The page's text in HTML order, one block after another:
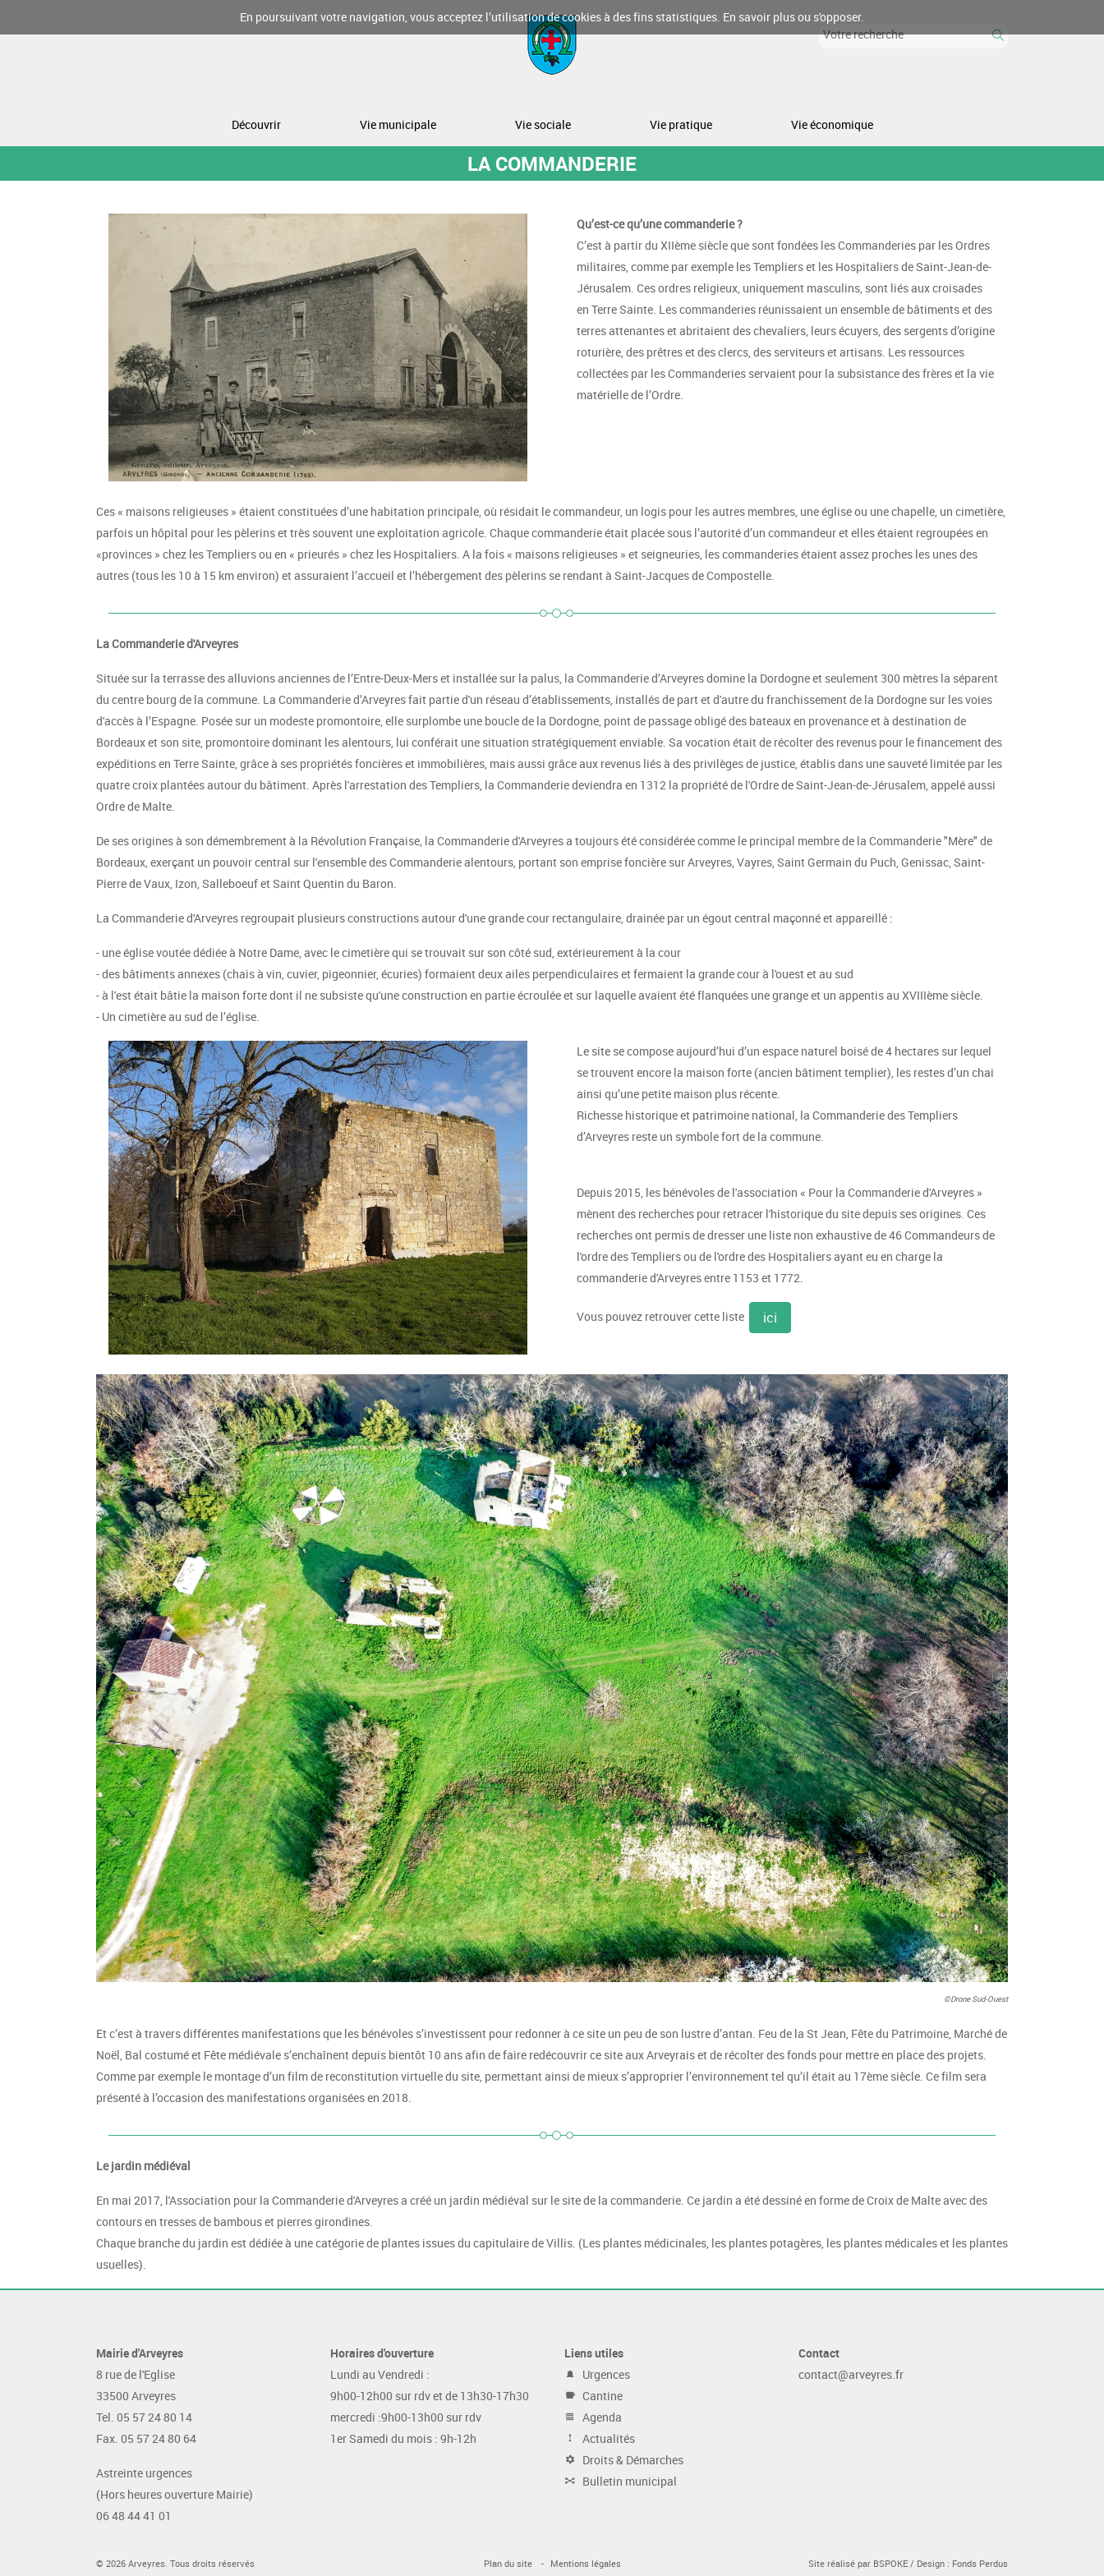
En poursuivant votre navigation, vous acceptez l’utilisation de cookies à des fins statistiques. En savoir plus ou s'opposer.
Découvrir Vie municipale Vie sociale Vie pratique Vie économique
LA COMMANDERIE
Qu’est-ce qu’une commanderie ?
C’est à partir du XIIème siècle que sont fondées les Commanderies par les Ordres
militaires, comme par exemple les Templiers et les Hospitaliers de Saint-Jean-de-
Jérusalem. Ces ordres religieux, uniquement masculins, sont liés aux croisades
en Terre Sainte. Les commanderies réunissaient un ensemble de bâtiments et des
terres attenantes et abritaient des chevaliers, leurs écuyers, des sergents d’origine
roturière, des prêtres et des clercs, des serviteurs et artisans. Les ressources
collectées par les Commanderies servaient pour la subsistance des frères et la vie
matérielle de l’Ordre.
Ces « maisons religieuses » étaient constituées d’une habitation principale, où résidait le commandeur, un logis pour les autres membres, une église ou une chapelle, un cimetière,
parfois un hôpital pour les pèlerins et très souvent une exploitation agricole. Chaque commanderie était placée sous l’autorité d’un commandeur et elles étaient regroupées en
«provinces » chez les Templiers ou en « prieurés » chez les Hospitaliers. A la fois « maisons religieuses » et seigneuries, les commanderies étaient assez proches les unes des
autres (tous les 10 à 15 km environ) et assuraient l’accueil et l’hébergement des pèlerins se rendant à Saint-Jacques de Compostelle.
La Commanderie d'Arveyres
Située sur la terrasse des alluvions anciennes de l’Entre-Deux-Mers et installée sur la palus, la Commanderie d’Arveyres domine la Dordogne et seulement 300 mètres la séparent
du centre bourg de la commune. La Commanderie d’Arveyres fait partie d'un réseau d’établissements, installés de part et d'autre du franchissement de la Dordogne sur les voies
d'accès à l’Espagne. Posée sur un modeste promontoire, elle surplombe une boucle de la Dordogne, point de passage obligé des bateaux en provenance et à destination de
Bordeaux et son site, promontoire dominant les alentours, lui conférait une situation stratégiquement enviable. Sa vocation était de récolter des revenus pour le financement des
expéditions en Terre Sainte, grâce à ses propriétés foncières et immobilières, mais aussi grâce aux revenus liés à des privilèges de justice, établis dans une sauveté limitée par les
quatre croix plantées autour du bâtiment. Après l'arrestation des Templiers, la Commanderie deviendra en 1312 la propriété de l'Ordre de Saint-Jean-de-Jérusalem, appelé aussi
Ordre de Malte.
De ses origines à son démembrement à la Révolution Française, la Commanderie d'Arveyres a toujours été considérée comme le principal membre de la Commanderie "Mère" de
Bordeaux, exerçant un pouvoir central sur l'ensemble des Commanderie alentours, portant son emprise foncière sur Arveyres, Vayres, Saint Germain du Puch, Genissac, Saint-
Pierre de Vaux, Izon, Salleboeuf et Saint Quentin du Baron.
La Commanderie d'Arveyres regroupait plusieurs constructions autour d'une grande cour rectangulaire, drainée par un égout central maçonné et appareillé :
- une église voutée dédiée à Notre Dame, avec le cimetière qui se trouvait sur son côté sud, extérieurement à la cour
- des bâtiments annexes (chais à vin, cuvier, pigeonnier, écuries) formaient deux ailes perpendiculaires et fermaient la grande cour à l'ouest et au sud
- à l'est était bâtie la maison forte dont il ne subsiste qu'une construction en partie écroulée et sur laquelle avaient été flanquées une grange et un appentis au XVIIIème siècle.
- Un cimetière au sud de l’église.
Le site se compose aujourd’hui d’un espace naturel boisé de 4 hectares sur lequel
se trouvent encore la maison forte (ancien bâtiment templier), les restes d’un chai
ainsi qu’une petite maison plus récente.
Richesse historique et patrimoine national, la Commanderie des Templiers
d’Arveyres reste un symbole fort de la commune.
Depuis 2015, les bénévoles de l'association « Pour la Commanderie d'Arveyres »
mènent des recherches pour retracer l'historique du site depuis ses origines. Ces
recherches ont permis de dresser une liste non exhaustive de 46 Commandeurs de
l'ordre des Templiers ou de l'ordre des Hospitaliers ayant eu en charge la
commanderie d'Arveyres entre 1153 et 1772.
Vous pouvez retrouver cette liste ici
©Drone Sud-Ouest
Et c’est à travers différentes manifestations que les bénévoles s’investissent pour redonner à ce site un peu de son lustre d’antan. Feu de la St Jean, Fête du Patrimoine, Marché de
Noël, Bal costumé et Fête médiévale s’enchaînent depuis bientôt 10 ans afin de faire redécouvrir ce site aux Arveyrais et de récolter des fonds pour mettre en place des projets.
Comme par exemple le montage d’un film de reconstitution virtuelle du site, permettant ainsi de mieux s’approprier l’environnement tel qu’il était au 17ème siècle. Ce film sera
présenté à l’occasion des manifestations organisées en 2018.
Le jardin médiéval
En mai 2017, l'Association pour la Commanderie d'Arveyres a créé un jardin médiéval sur le site de la commanderie. Ce jardin a été dessiné en forme de Croix de Malte avec des
contours en tresses de bambous et pierres girondines.
Chaque branche du jardin est dédiée à une catégorie de plantes issues du capitulaire de Villis. (Les plantes médicinales, les plantes potagères, les plantes médicales et les plantes
usuelles).
Mairie d'Arveyres
8 rue de l'Eglise
33500 Arveyres
Tel. 05 57 24 80 14
Fax. 05 57 24 80 64
Astreinte urgences
(Hors heures ouverture Mairie)
06 48 44 41 01
Horaires d'ouverture
Lundi au Vendredi :
9h00-12h00 sur rdv et de 13h30-17h30
mercredi :9h00-13h00 sur rdv
1er Samedi du mois : 9h-12h
Liens utiles
Urgences
Cantine
Agenda
Actualités
Droits & Démarches
Bulletin municipal
Contact
contact@arveyres.fr
© 2026 Arveyres. Tous droits réservés Plan du site Mentions légales Site réalisé par BSPOKE / Design : Fonds Perdus